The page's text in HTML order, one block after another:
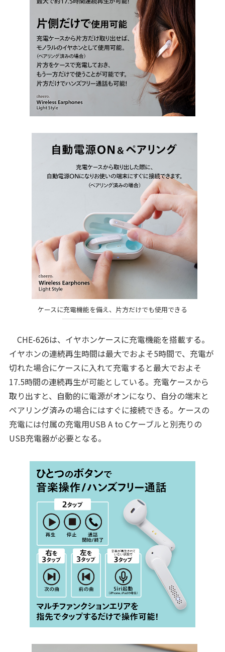
ケースに充電機能を備え、片方だけでも使用できる
CHE-626は、イヤホンケースに充電機能を搭載する。
イヤホンの連続再生時間は最大でおよそ5時間で、充電が
切れた場合にケースに入れて充電すると最大でおよそ
17.5時間の連続再生が可能としている。充電ケースから
取り出すと、自動的に電源がオンになり、自分の端末と
ペアリング済みの場合にはすぐに接続できる。ケースの
充電には付属の充電用USB A to Cケーブルと別売りの
USB充電器が必要となる。